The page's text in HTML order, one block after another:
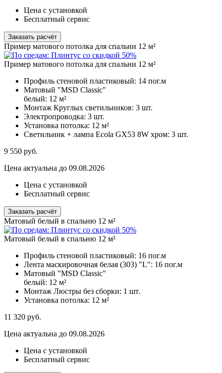
Цена с установкой
Бесплатный сервис
Заказать расчёт
Пример матового потолка для спальни 12 м²
Пример матового потолка для спальни 12 м²
Профиль стеновой пластиковый: 14 пог.м
Матовый "MSD Classic"
белый: 12 м²
Монтаж Круглых светильников: 3 шт.
Электропроводка: 3 шт.
Установка потолка: 12 м²
Светильник + лампа Ecola GX53 8W хром: 3 шт.
9 550 руб.
Цена актуальна до 09.08.2026
Цена с установкой
Бесплатный сервис
Заказать расчёт
Матовый белый в спальню 12 м²
Матовый белый в спальню 12 м²
Профиль стеновой пластиковый: 16 пог.м
Лента маскировочная белая (303) "L": 16 пог.м
Матовый "MSD Classic"
белый: 12 м²
Монтаж Люстры без сборки: 1 шт.
Установка потолка: 12 м²
11 320 руб.
Цена актуальна до 09.08.2026
Цена с установкой
Бесплатный сервис